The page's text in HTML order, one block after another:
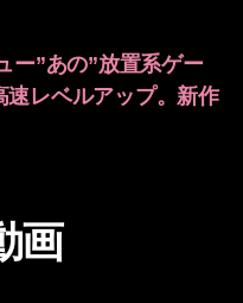
ー”あの”放置系ゲー
速レベルアップ。新作
画